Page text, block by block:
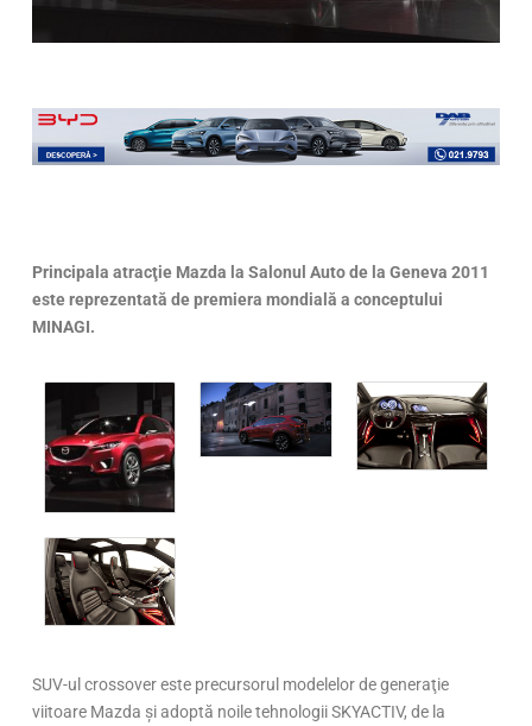
Principala atracţie Mazda la Salonul Auto de la Geneva 2011
este reprezentată de premiera mondială a conceptului
MINAGI.
SUV-ul crossover este precursorul modelelor de generaţie
viitoare Mazda şi adoptă noile tehnologii SKYACTIV, de la